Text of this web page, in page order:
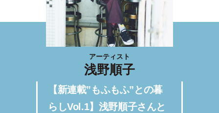
アーティスト
浅野順子
【新連載”もふもふ”との暮
らしVol.1】浅野順子さんと